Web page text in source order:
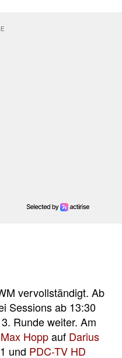
vervollständigt. Ab
Sessions ab 13:30
Runde weiter. Am
Max Hoppauf Darius
und PDC-TV HD